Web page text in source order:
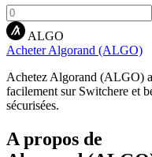
ALGO
Acheter Algorand (ALGO)
Achetez Algorand (ALGO)
facilement sur Switchere et
sécurisées.
A propos de